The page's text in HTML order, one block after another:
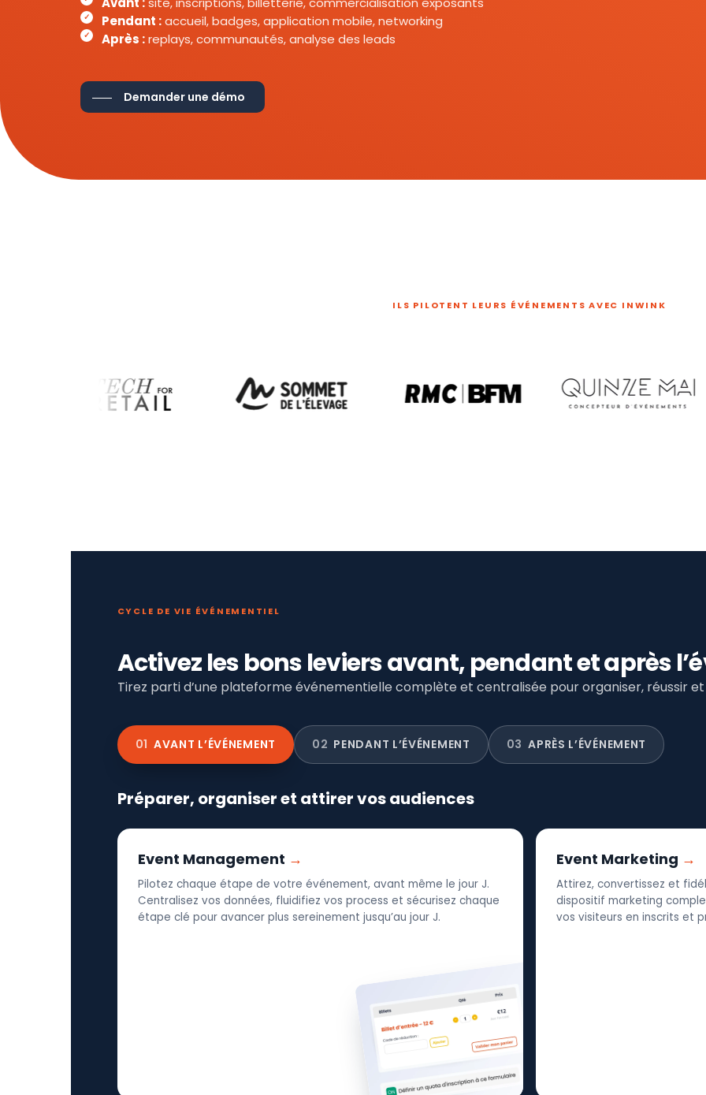
Pendant :accueil, badges, application mobile, networking
Après :replays, communautés, analyse des leads
Demander une démo
ILS PILOTENT LEURS ÉVÉNEMENTS AVEC INWINK
CYCLE DE VIE ÉVÉNEMENTIEL
Activez les bons leviers avant, pendant et après
Tirez parti d’une plateforme événementielle complète et centralisée pour organiser, réussir
01 AVANT L’ÉVÉNEMENT 02 PENDANT L’ÉVÉNEMENT 03 APRÈS L’ÉVÉNEMENT
Préparer, organiser et attirer vos audiences
Event Management
Pilotez chaque étape de votre événement, avant même le jour J.
Centralisez vos données, fluidifiez vos process et sécurisez chaque
étape clé pour avancer plus sereinement jusqu’au jour J.
Event Marketing
Attirez, convertissez et
dispositif marketing
vos visiteurs en inscrits et